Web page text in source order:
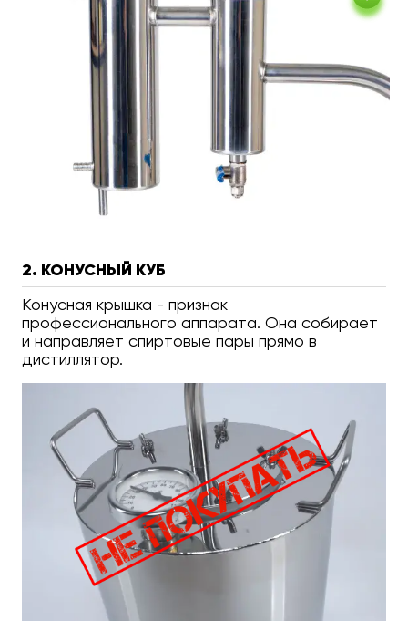
2. КОНУСНЫЙ КУБ
Конусная крышка - признак
профессионального аппарата. Она собирает
и направляет спиртовые пары прямо в
дистиллятор.